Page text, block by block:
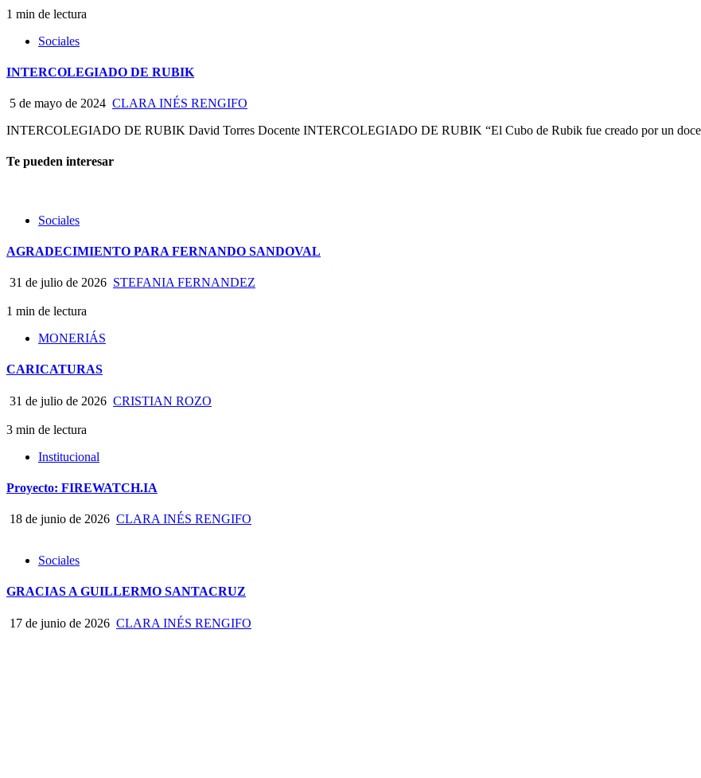
1 min de lectura
Sociales
INTERCOLEGIADO DE RUBIK
5 de mayo de 2024 CLARA INÉS RENGIFO
INTERCOLEGIADO DE RUBIK David Torres Docente INTERCOLEGIADO DE RUBIK “El Cubo de Rubik fue creado por un
Te pueden interesar
Sociales
AGRADECIMIENTO PARA FERNANDO SANDOVAL
31 de julio de 2026 STEFANIA FERNANDEZ
1 min de lectura
MONERIÁS
CARICATURAS
31 de julio de 2026 CRISTIAN ROZO
3 min de lectura
Institucional
Proyecto: FIREWATCH.IA
18 de junio de 2026 CLARA INÉS RENGIFO
Sociales
GRACIAS A GUILLERMO SANTACRUZ
17 de junio de 2026 CLARA INÉS RENGIFO